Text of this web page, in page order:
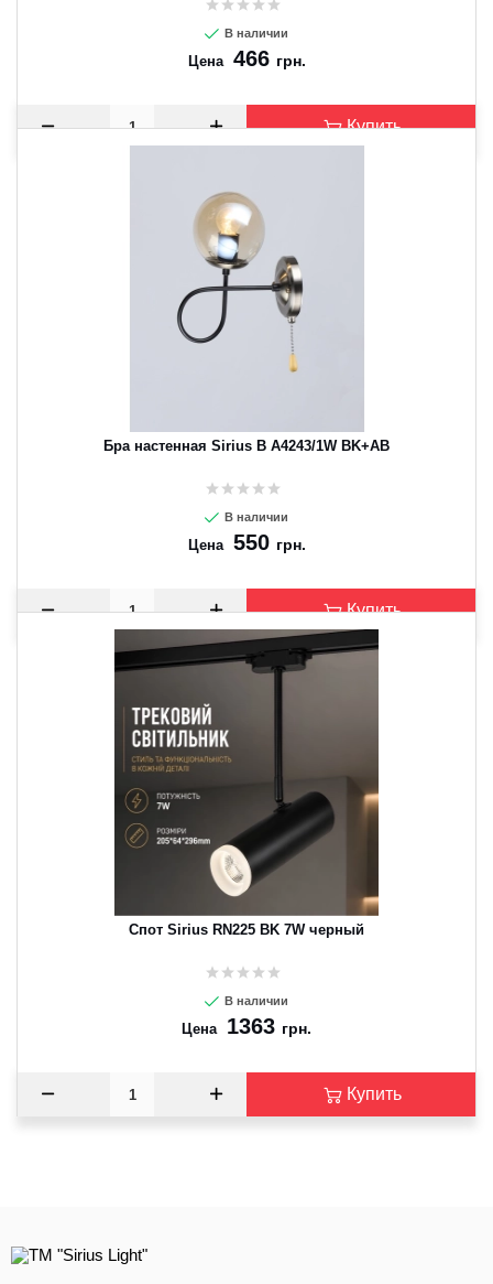
В наличии
Цена 466 грн.
Купить
Бра настенная Sirius B A4243/1W BK+AB
В наличии
Цена 550 грн.
Купить
Спот Sirius RN225 BK 7W черный
В наличии
Цена 1363 грн.
Купить